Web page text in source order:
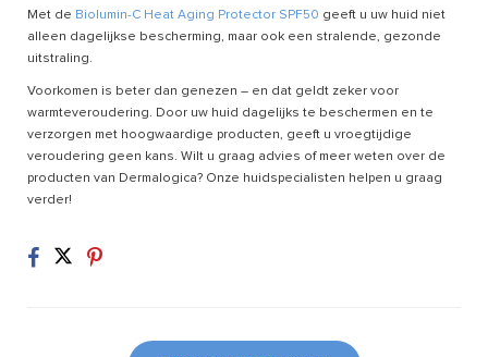
Met de Biolumin-C Heat Aging Protector SPF50 geeft u uw huid niet
alleen dagelijkse bescherming, maar ook een stralende, gezonde
uitstraling.
Voorkomen is beter dan genezen – en dat geldt zeker voor
warmteveroudering. Door uw huid dagelijks te beschermen en te
verzorgen met hoogwaardige producten, geeft u vroegtijdige
veroudering geen kans. Wilt u graag advies of meer weten over de
producten van Dermalogica? Onze huidspecialisten helpen u graag
verder!